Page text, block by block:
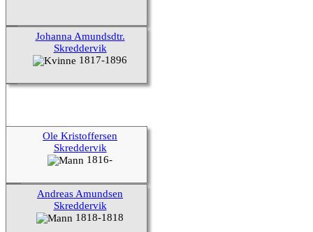
Johanna Amundsdtr.
Skreddervik
1817-1896
Ole Kristoffersen
Skreddervik
1816-
Andreas Amundsen
Skreddervik
1818-1818